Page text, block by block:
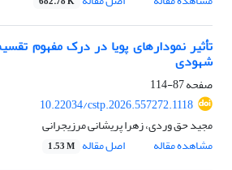
تأثیر نمودارهای پویا در درک مفهوم
شهودی
صفحه87-114
10.22034/cstp.2026.557272.1118
مجید حق وردی، زهرا پریشانی مرزیجرانی
مشاهده مقاله
اصل مقاله 1.53 M